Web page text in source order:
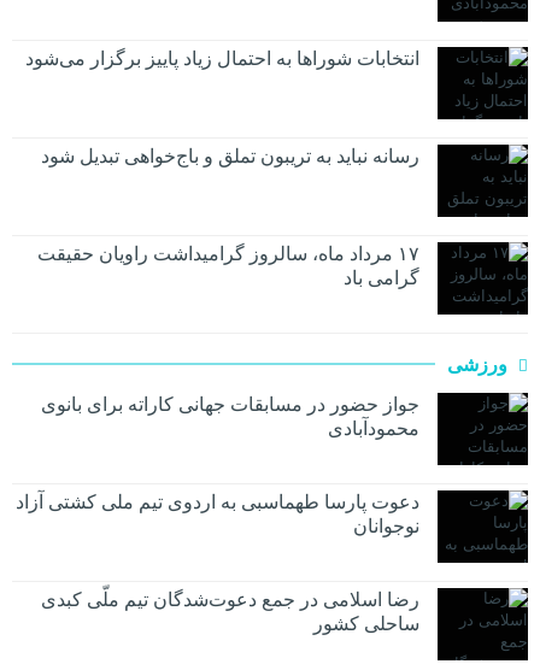
انتخابات شوراها به احتمال زیاد پاییز برگزار می‌شود
رسانه نباید به تریبون تملق و باج‌خواهی تبدیل شود
۱۷ مرداد ماه، سالروز گرامیداشت راویان حقیقت
گرامی باد
ورزشی
جواز حضور در مسابقات جهانی کاراته برای بانوی
محمودآبادی
دعوت پارسا طهماسبی به اردوی تیم ملی کشتی آزاد
نوجوانان
رضا اسلامی در جمع دعوت‌شدگان تیم ملّی کبدی
ساحلی کشور